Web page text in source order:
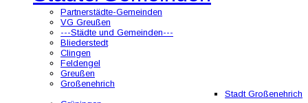
Partnerstädte-Gemeinden
VG Greußen
---Städte und Gemeinden---
Bliederstedt
Clingen
Feldengel
Greußen
Großenehrich
Stadt Großenehrich